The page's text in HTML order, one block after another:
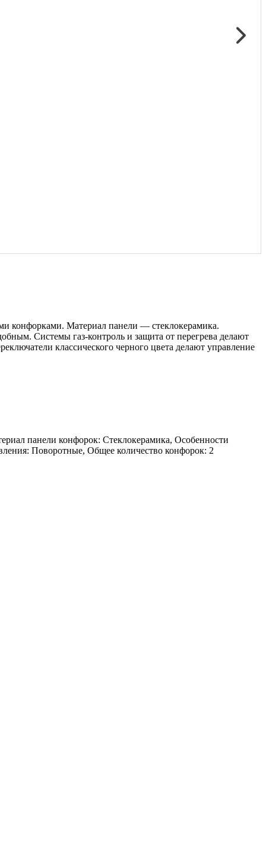
конфорками. Материал панели — стеклокерамика.
Системы газ-контроль и защита от перегрева делают
классического черного цвета делают управление
панели конфорок: Стеклокерамика, Особенности
Поворотные, Общее количество конфорок: 2